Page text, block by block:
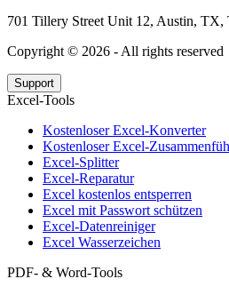
701 Tillery Street Unit 12, Austin, TX,
Copyright © 2026 - All rights reserved
Support
Excel-Tools
Kostenloser Excel-Konverter
Kostenloser Excel-
Excel-Splitter
Excel-Reparatur
Excel kostenlos entsperren
Excel mit Passwort schützen
Excel-Datenreiniger
Excel Wasserzeichen
PDF- & Word-Tools